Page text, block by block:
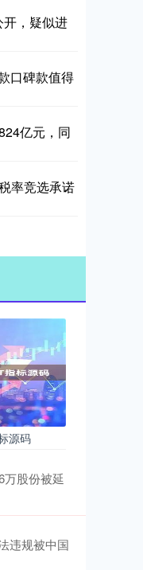
，疑似进
口碑款值得
亿元，同
率竞选承诺
源码
万股份被延
违规被中国